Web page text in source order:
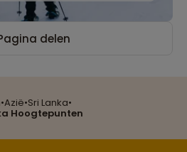
•Azië•Sri Lanka•
Hoogtepunten
delen
voor mens, cultuur en milieu
indivuele vrijheid